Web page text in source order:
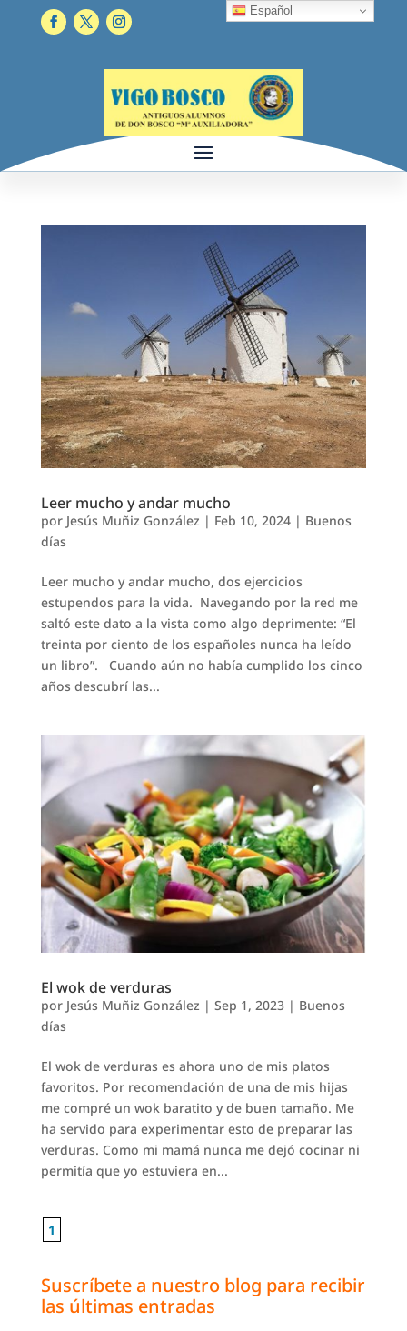
Leer mucho y andar mucho
por Jesús Muñiz González | Feb 10, 2024| Buenos
días
Leer mucho y andar mucho, dos ejercicios
estupendos para la vida. Navegando por la red me
saltó este dato a la vista como algo deprimente: “El
treinta por ciento de los españoles nunca ha leído
un libro”. Cuando aún no había cumplido los cinco
años descubrí las...
El wok de verduras
por Jesús Muñiz González | Sep 1, 2023| Buenos
días
El wok de verduras es ahora uno de mis platos
favoritos. Por recomendación de una de mis hijas
me compré un wok baratito y de buen tamaño. Me
ha servido para experimentar esto de preparar las
verduras. Como mi mamá nunca me dejó cocinar ni
permitía que yo estuviera en...
1
Suscríbete a nuestro blog para recibir
las últimas entradas
Español